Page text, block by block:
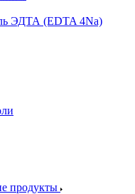
ЭДТА (EDTA 4Na)
продукты